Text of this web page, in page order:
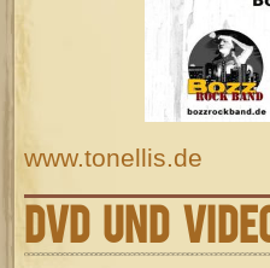
www.tonellis.de
DVD UND